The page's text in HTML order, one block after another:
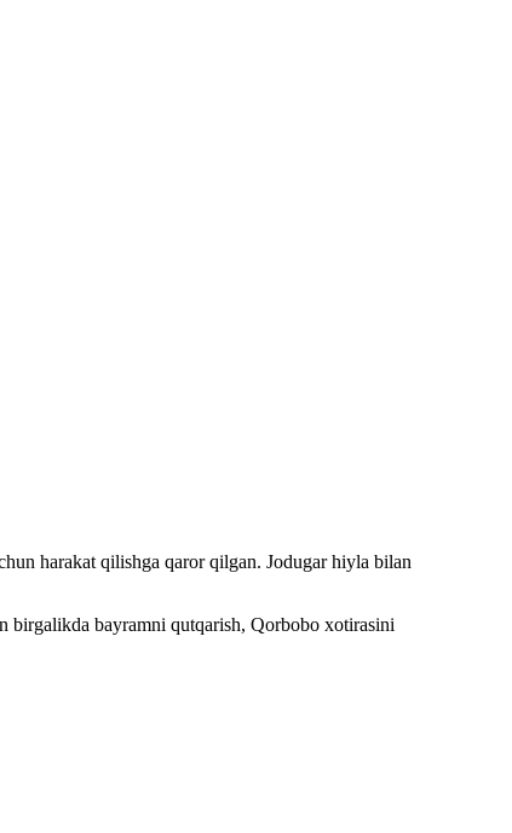
harakat qilishga qaror qilgan. Jodugar hiyla bilan
bayramni qutqarish, Qorbobo xotirasini